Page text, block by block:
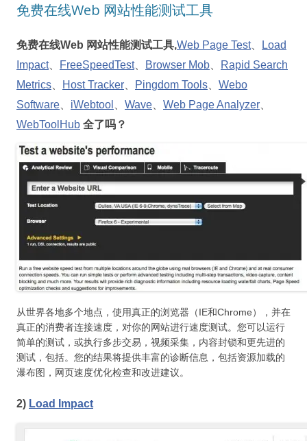
免费在线Web 网站性能测试工具
免费在线Web 网站性能测试工具,Web Page Test、
Load
Impact、 FreeSpeedTest、 Browser Mob
Rapid Search
Metrics
Host Tracker Pingdom Tools
Webo
Software
iWebtool Wave Web Page Analyzer
WebToolHub 全了吗？
从世界各地多个地点，使用真正的浏览器（IE和Chrome），并在
真正的消费者连接速度，对你的网站进行速度测试。您可以运行
简单的测试，或执行多步交易，视频采集，内容封锁和更先进的
测试，包括。您的结果将提供丰富的诊断信息，包括资源加载的
瀑布图，网页速度优化检查和改进建议。
2) Load Impact